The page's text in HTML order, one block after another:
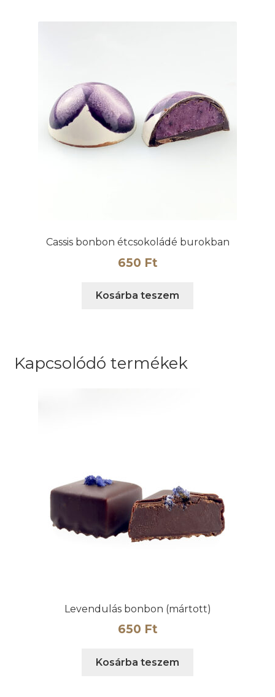
Cassis bonbon étcsokoládé burokban
650 Ft
Kosárba teszem
Kapcsolódó termékek
Levendulás bonbon (mártott)
650 Ft
Kosárba teszem